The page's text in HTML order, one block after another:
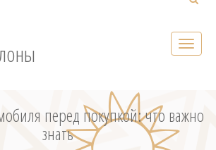
перед покупкой: что важно
знать